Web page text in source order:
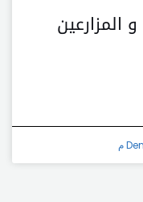
المزارعين